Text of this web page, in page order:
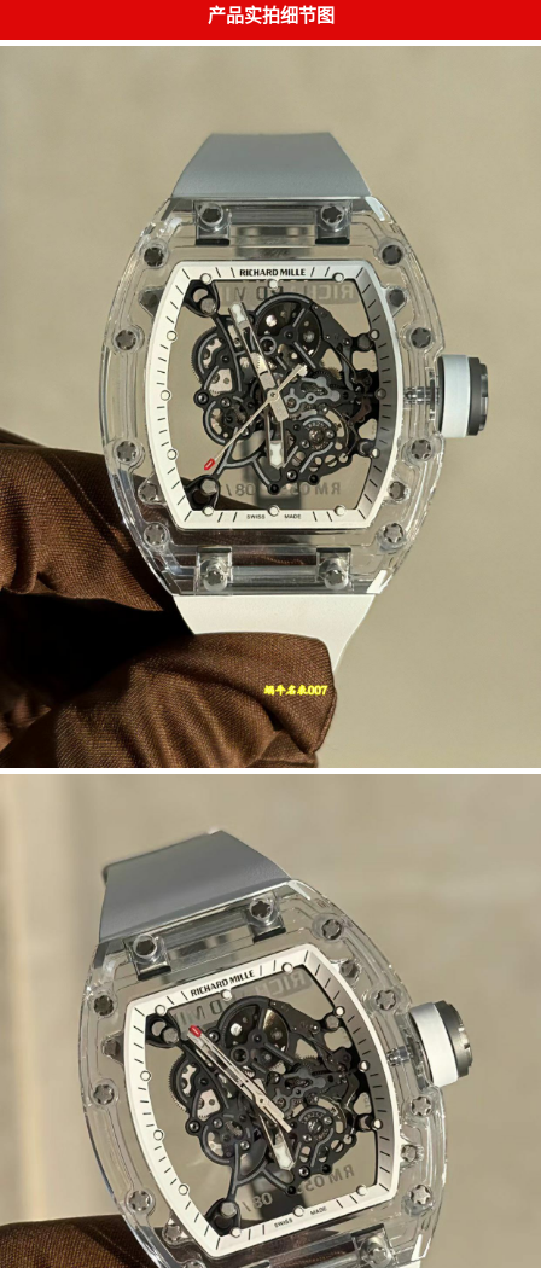
产品实拍细节图